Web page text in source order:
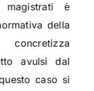
è
della
avulsi dal
caso si